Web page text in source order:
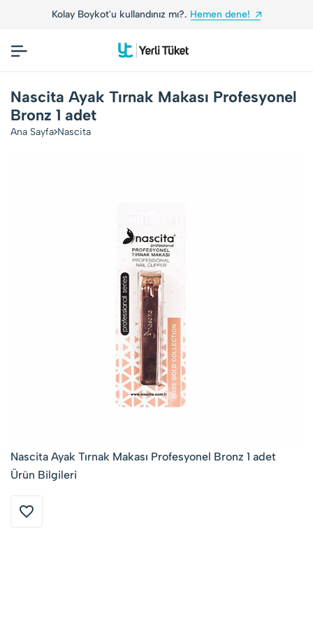
Kolay Boykot'u kullandınız mı?. Hemen dene!
Nascita Ayak Tırnak Makası Profesyonel
Bronz 1 adet
Ana Sayfa Nascita
Nascita Ayak Tırnak Makası Profesyonel Bronz 1 adet
Ürün Bilgileri